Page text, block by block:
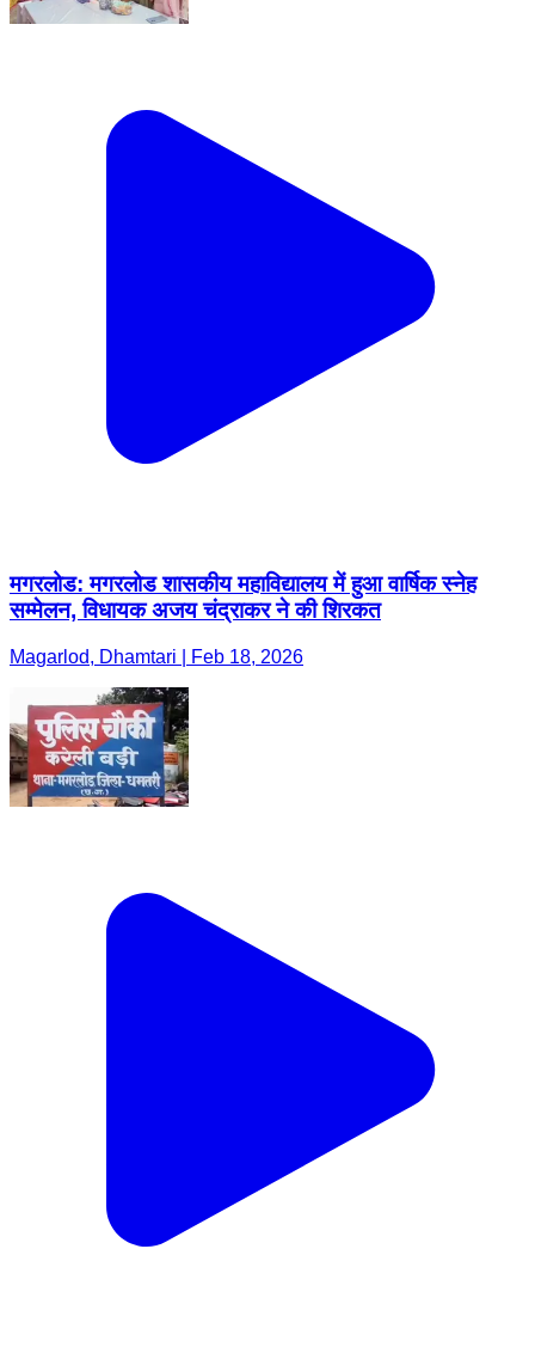
मगरलोड: मगरलोड शासकीय महाविद्यालय में हुआ वार्षिक स्नेह
सम्मेलन, विधायक अजय चंद्राकर ने की शिरकत
Magarlod, Dhamtari | Feb 18, 2026